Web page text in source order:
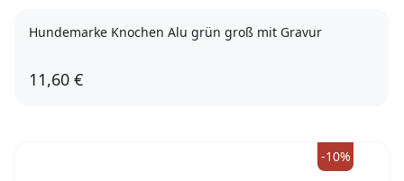
Hundemarke Knochen Alu grün groß mit Gravur
11,60 €
-10%